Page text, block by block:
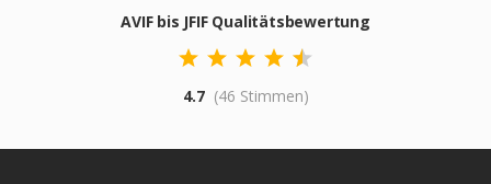
AVIF bis JFIF Qualitätsbewertung
4.7 (46 Stimmen)